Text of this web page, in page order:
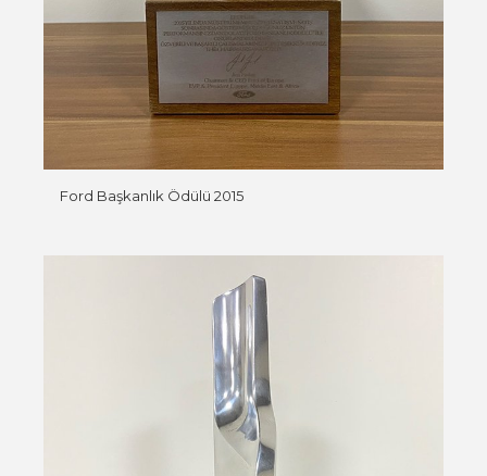
Ford Başkanlık Ödülü 2015